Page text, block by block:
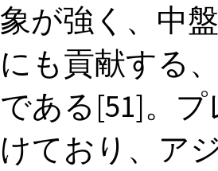
象が強く、中
にも貢献する
である[51]。
けており、ア